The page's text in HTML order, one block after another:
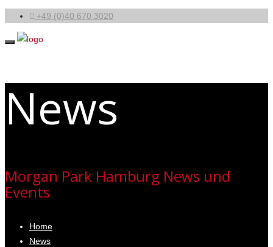
+49 (0)40 670 3020
News
Morgan Park Hamburg News und
Events
Home
News